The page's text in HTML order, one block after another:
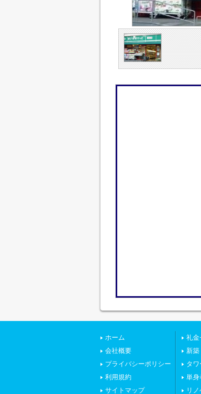
ホーム
会社概要
プライバシーポリシー
利用規約
サイトマップ
礼金
新
タ
単身
リ